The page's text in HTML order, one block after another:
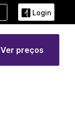
Login
Ver preços